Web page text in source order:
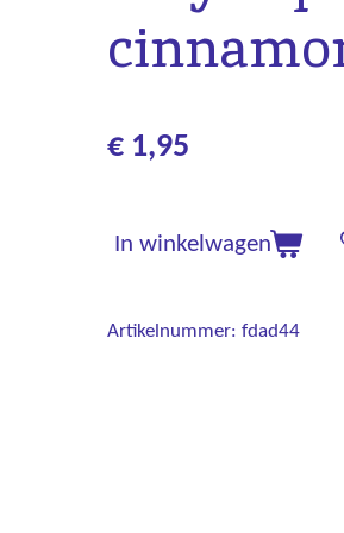
€ 1,95
In winkelwagen
Artikelnummer: fdad44